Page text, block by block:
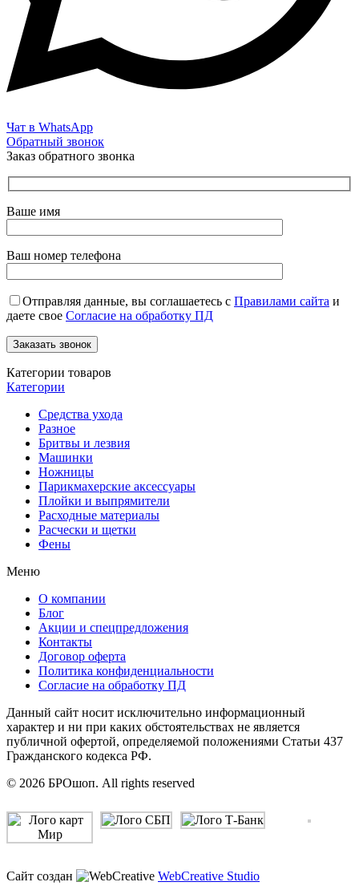
Чат в WhatsApp
Обратный звонок
Заказ обратного звонка
Ваше имя
Ваш номер телефона
Отправляя данные, вы соглашаетесь с Правилами сайта и
даете свое Согласие на обработку ПД
Категории товаров
Категории
Средства ухода
Разное
Бритвы и лезвия
Машинки
Ножницы
Парикмахерские аксессуары
Плойки и выпрямители
Расходные материалы
Расчески и щетки
Фены
Меню
О компании
Блог
Акции и спецпредложения
Контакты
Договор оферта
Политика конфиденциальности
Согласие на обработку ПД
Данный сайт носит исключительно информационный
характер и ни при каких обстоятельствах не является
публичной офертой, определяемой положениями Статьи 437
Гражданского кодекса РФ.
© 2026 БРОшоп. All rights reserved
Сайт создан WebCreative Studio